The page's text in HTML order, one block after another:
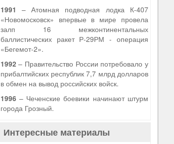
1991 – Атомная подводная лодка К-407
«Новомосковск» впервые в мире провела
залп 16 межконтинентальных
баллистических ракет Р-29РМ - операция
«Бегемот-2».
1992– Правительство России потребовало у
прибалтийских республик 7,7 млрд долларов
в обмен на вывод российских войск.
1996– Чеченские боевики начинают штурм
города Грозный.
Интересные материалы